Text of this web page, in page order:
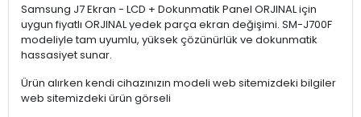
Samsung J7 Ekran - LCD + Dokunmatik Panel ORJINAL için
uygun fiyatlı ORJINAL yedek parça ekran değişimi. SM-J700F
modeliyle tam uyumlu, yüksek çözünürlük ve dokunmatik
hassasiyet sunar.
Ürün alırken kendi cihazınızın modeli web sitemizdeki bilgiler
web sitemizdeki ürün görseli